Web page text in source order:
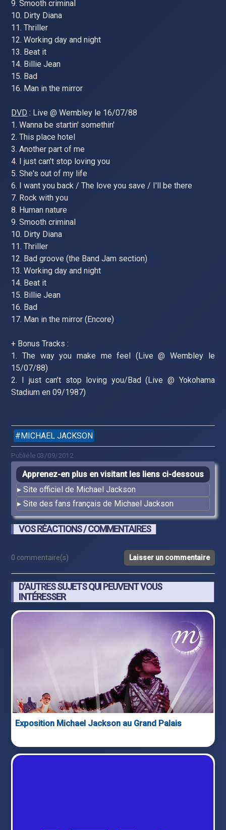
9. Smooth criminal
10. Dirty Diana
11. Thriller
12. Working day and night
13. Beat it
14. Billie Jean
15. Bad
16. Man in the mirror
DVD : Live @ Wembley le 16/07/88
1. Wanna be startin' somethin'
2. This place hotel
3. Another part of me
4. I just can't stop loving you
5. She's out of my life
6. I want you back / The love you save / I'll be there
7. Rock with you
8. Human nature
9. Smooth criminal
10. Dirty Diana
11. Thriller
12. Bad groove (the Band Jam section)
13. Working day and night
14. Beat it
15. Billie Jean
16. Bad
17. Man in the mirror (Encore)
+ Bonus Tracks :
1. The way you make me feel (Live @ Wembley le
15/07/88)
2. I just can’t stop loving you/Bad (Live @ Yokohama
Stadium en 09/1987)
MICHAEL JACKSON
Publié le 03/09/2012
Apprenez-en plus en visitant les liens ci-dessous
Site officiel de Michael Jackson
Site des fans français de Michael Jackson
VOS RÉACTIONS / COMMENTAIRES
0 commentaire(s) Laisser un commentaire
D'AUTRES SUJETS QUI PEUVENT VOUS
INTÉRESSER
Exposition Michael Jackson au Grand Palais